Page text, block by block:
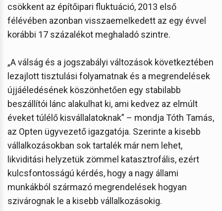
csökkent az építőipari fluktuáció, 2013 első
félévében azonban visszaemelkedett az egy évvel
korábbi 17 százalékot meghaladó szintre.
„A válság és a jogszabályi változások következtében
lezajlott tisztulási folyamatnak és a megrendelések
újjáéledésének köszönhetően egy stabilabb
beszállítói lánc alakulhat ki, ami kedvez az elmúlt
éveket túlélő kisvállalatoknak” – mondja Tóth Tamás,
az Opten ügyvezető igazgatója. Szerinte a kisebb
vállalkozásokban sok tartalék már nem lehet,
likviditási helyzetük zömmel katasztrofális, ezért
kulcsfontosságú kérdés, hogy a nagy állami
munkákból származó megrendelések hogyan
szivárognak le a kisebb vállalkozásokig.